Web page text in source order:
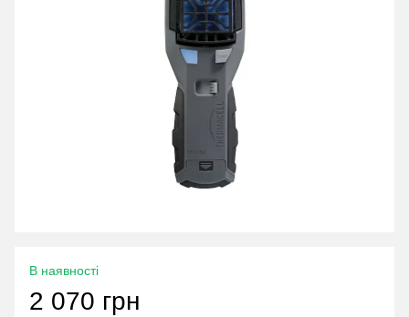
В наявності
2 070 грн